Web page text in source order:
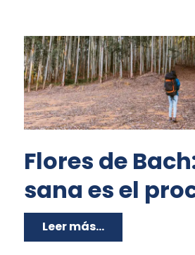
Flores de
sana es el
Leer más...